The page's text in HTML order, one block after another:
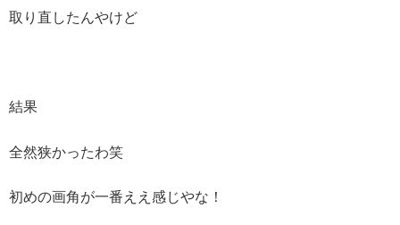
取り直したんやけど
結果
全然狭かったわ笑
初めの画角が一番ええ感じやな！